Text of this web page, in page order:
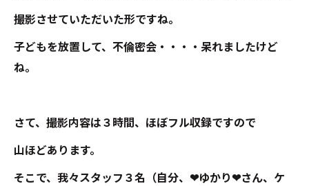
撮影させていただいた形ですね。
子どもを放置して、不倫密会・・・・呆れましたけど
ね。
さて、撮影内容は３時間、ほぼフル収録ですので
山ほどあります。
そこで、我々スタッフ３名（自分、❤ゆかり❤さん、ケ